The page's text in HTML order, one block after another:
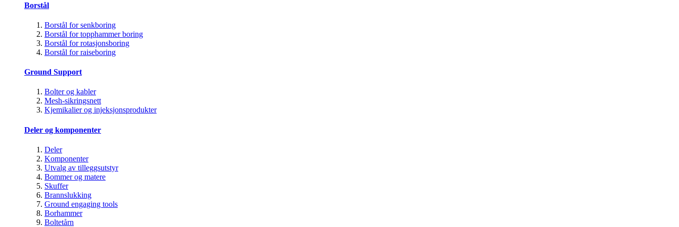
Borstål
Borstål for senkboring
Borstål for topphammer boring
Borstål for rotasjonsboring
Borstål for raiseboring
Ground Support
Bolter og kabler
Mesh-sikringsnett
Kjemikalier og injeksjonsprodukter
Deler og komponenter
Deler
Komponenter
Utvalg av tilleggsutstyr
Bommer og matere
Skuffer
Brannslukking
Ground engaging tools
Borhammer
Boltetårn